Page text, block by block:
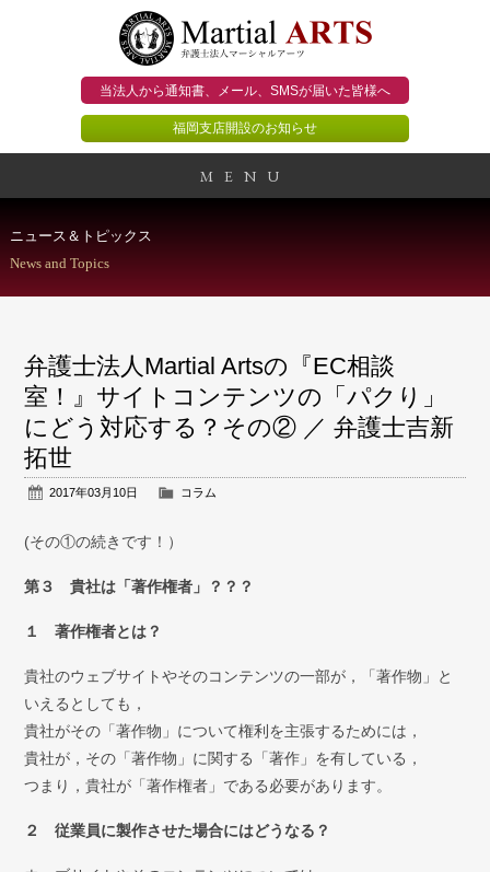
当法人から通知書、メール、 SMSが届いた皆様へ
福岡支店開設のお知らせ
MENU
事務所概要
個人のお客様
顧問契約のススメ
弁護士紹介
お問い合わせ
ニュース＆トピックス
News and Topics
弁護士法人Martial Artsの『EC相談
室！』サイトコンテンツの「パクり」
にどう対応する？その② ／ 弁護士吉新
拓世
2017年03月10日 コラム
(その①の続きです！）
第３ 貴社は「著作権者」？？？
１ 著作権者とは？
貴社のウェブサイトやそのコンテンツの一部が，「著作物」と
いえるとしても，
貴社がその「著作物」について権利を主張するためには，
貴社が，その「著作物」に関する「著作」を有している，
つまり，貴社が「著作権者」である必要があります。
２ 従業員に製作させた場合にはどうなる？